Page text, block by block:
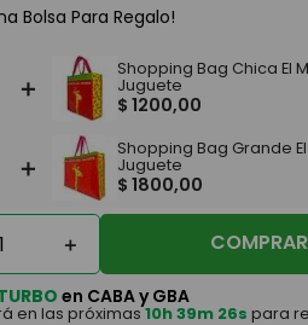
Bolsa Para Regalo!
＋
Shopping Bag Chica El
Juguete
$ 1200,00
＋
Shopping Bag Grande
Juguete
$ 1800,00
＋ COMPRAR
en CABA y GBA
en las próximas10h 39m 25spara